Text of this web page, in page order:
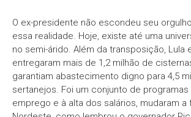
O ex-presidente não escondeu seu
essa realidade. Hoje, existe até uma
no semi-árido. Além da transposição, Lula
entregaram mais de 1,2 milhão de
garantiam abastecimento digno para 4,5
sertanejos. Foi um conjunto de programas
emprego e à alta dos salários, mudaram a